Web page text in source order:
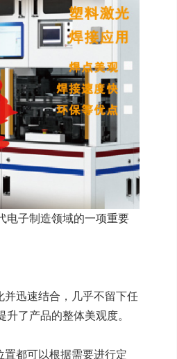
电子制造领域的一项重要
迅速结合，几乎不留下任
了产品的整体美观度。
都可以根据需要进行定